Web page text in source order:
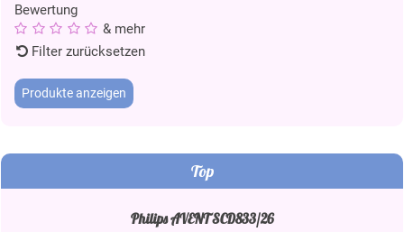
Bewertung
& mehr
Filter zurücksetzen
Top
Philips AVENT SCD833/26